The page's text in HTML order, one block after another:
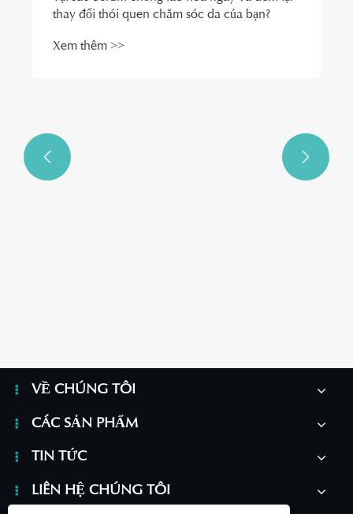
 
VỀ CHÚNG TÔI
CÁC SẢN PHẨM
TIN TỨC
LIÊN HỆ CHÚNG TÔI